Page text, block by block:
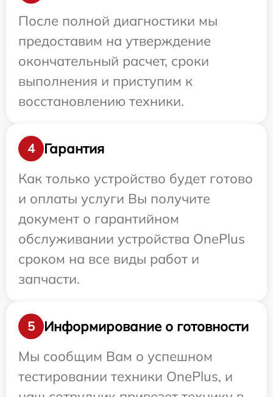
После полной диагностики мы
предоставим на утверждение
окончательный расчет, сроки
выполнения и приступим к
восстановлению техники.
4
Гарантия
Как только устройство будет готово
и оплаты услуги Вы получите
документ о гарантийном
обслуживании устройства OnePlus
сроком на все виды работ и
запчасти.
5
Информирование о готовности
Мы сообщим Вам о успешном
тестировании техники OnePlus, и